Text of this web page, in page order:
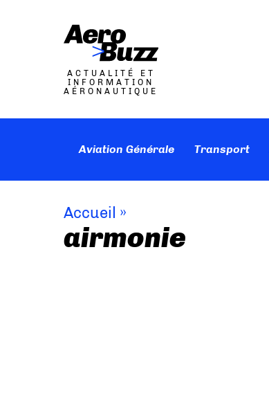
ACTUALITÉ ET
INFORMATION
AÉRONAUTIQUE
Aviation Générale Transport
Accueil »
airmonie